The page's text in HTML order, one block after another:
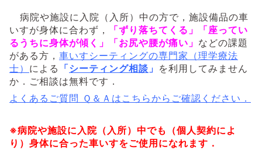
病院や施設に入院（入所）中の方で，施設備品の車
いすが身体に合わず，
「ずり落ちてくる」「座ってい
るうちに身体が傾く」「お尻や腰が痛い」 などの課題
がある方， 車いすシーティングの専門家（理学療法
士） による 「シーティング相談 」 を利用してみません
か． ご相談は無料です．
よくあるご質問 Ｑ＆Ａはこちらからご確認ください．
※病院や施設に入院（入所）中でも（個人契約によ
り）身体に合った車いすをご使用になれます．